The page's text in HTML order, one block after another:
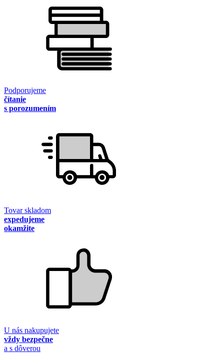
Podporujeme
čítanie
s porozumením
Tovar skladom
expedujeme
okamžite
U nás nakupujete
vždy bezpečne
a s dôverou